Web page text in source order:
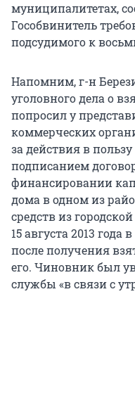
муниципалитетах,
Гособвинитель
подсудимого к
Напомним, г-н
уголовного дела о
попросил у
коммерческих
за действия в
подписанием
финансировании
дома в одном из
средств из
15 августа 2013 года
после получения
его. Чиновник был
службы «в связи с